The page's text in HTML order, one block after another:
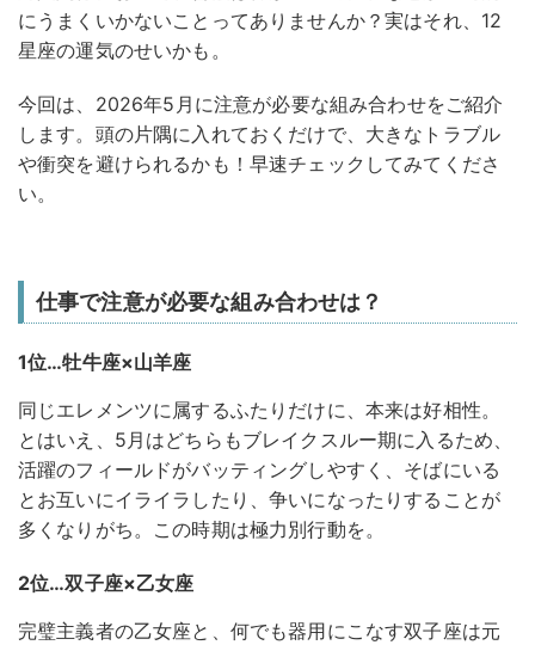
にうまくいかないことってありませんか？実はそれ、12
星座の運気のせいかも。
今回は、2026年5月に注意が必要な組み合わせをご紹介
します。頭の片隅に入れておくだけで、大きなトラブル
や衝突を避けられるかも！早速チェックしてみてくださ
い。
仕事で注意が必要な組み合わせは？
1位…牡牛座×山羊座
同じエレメンツに属するふたりだけに、本来は好相性。
とはいえ、5月はどちらもブレイクスルー期に入るため、
活躍のフィールドがバッティングしやすく、そばにいる
とお互いにイライラしたり、争いになったりすることが
多くなりがち。この時期は極力別行動を。
2位…双子座×乙女座
完璧主義者の乙女座と、何でも器用にこなす双子座は元